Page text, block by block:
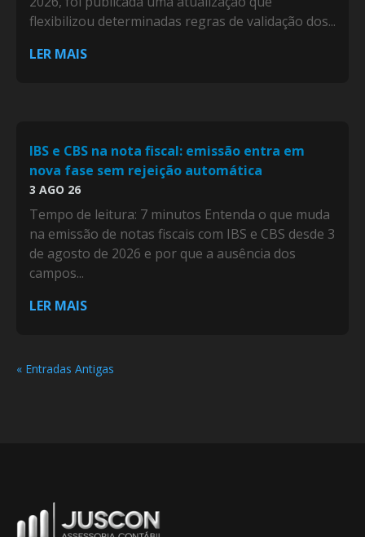
flexibilizou determinadas regras de validação dos...
LER MAIS
IBS e CBS na nota fiscal: emissão entra em
nova fase sem rejeição automática
3 AGO 26
Tempo de leitura: 7 minutos Entenda o que muda
na emissão de notas fiscais com IBS e CBS desde 3
de agosto de 2026 e por que a ausência dos
campos...
LER MAIS
« Entradas Antigas